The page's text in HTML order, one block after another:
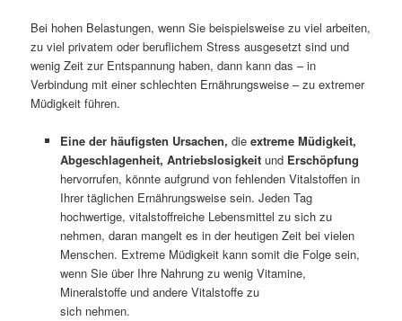
Bei hohen Belastungen, wenn Sie beispielsweise zu viel arbeiten,
zu viel privatem oder beruflichem Stress ausgesetzt sind und
wenig Zeit zur Entspannung haben, dann kann das – in
Verbindung mit einer schlechten Ernährungsweise – zu extremer
Müdigkeit führen.
Eine der häufigsten Ursachen, die extreme Müdigkeit,
Abgeschlagenheit, Antriebslosigkeitund Erschöpfung
hervorrufen, könnte aufgrund von fehlenden Vitalstoffen in
Ihrer täglichen Ernährungsweise sein. Jeden Tag
hochwertige, vitalstoffreiche Lebensmittel zu sich zu
nehmen, daran mangelt es in der heutigen Zeit bei vielen
Menschen. Extreme Müdigkeit kann somit die Folge sein,
wenn Sie über Ihre Nahrung zu wenig Vitamine,
Mineralstoffe und andere Vitalstoffe zu
sich nehmen.